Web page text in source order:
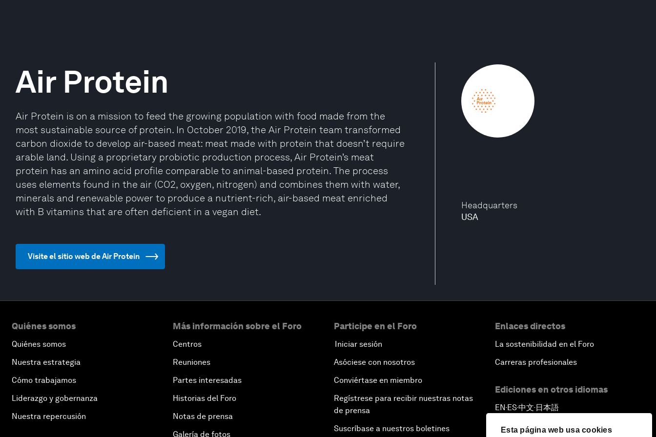
Esta página web usa cookies
Headquarters
USA
Air Protein
Air Protein is on a mission to feed the growing population with food made from the
most sustainable source of protein. In October 2019, the Air Protein team transformed
carbon dioxide to develop air-based meat: meat made with protein that doesn’t require
arable land. Using a proprietary probiotic production process, Air Protein’s meat
protein has an amino acid profile comparable to animal-based protein. The process
uses elements found in the air (CO2, oxygen, nitrogen) and combines them with water,
minerals and renewable power to produce a nutrient-rich, air-based meat enriched
with B vitamins that are often deficient in a vegan diet.
Visite el sitio web de Air Protein
Quiénes somos
Quiénes somos
Nuestra estrategia
Cómo trabajamos
Liderazgo y gobernanza
Nuestra repercusión
Más información sobre el Foro
Centros
Reuniones
Partes interesadas
Historias del Foro
Notas de prensa
Galería de fotos
Participe en el Foro
Iniciar sesión
Asóciese con nosotros
Conviértase en miembro
Regístrese para recibir nuestras notas
de prensa
Suscríbase a nuestros boletines
Enlaces directos
La sostenibilidad en el Foro
Carreras profesionales
Ediciones en otros idiomas
EN ▪ES▪中文▪ 日本語